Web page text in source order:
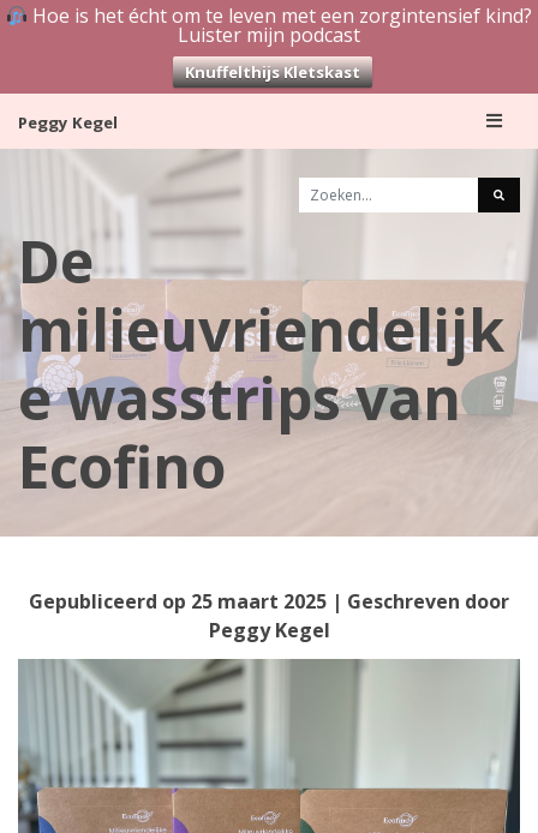
Hoe is het écht om te leven met een zorgintensief kind?
Luister mijn podcast
Knuffelthijs Kletskast
Peggy Kegel
De
milieuvriendelijk
e wasstrips van
Ecofino
Gepubliceerd op 25 maart 2025 | Geschreven door
Peggy Kegel